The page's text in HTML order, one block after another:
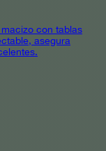
con tablas
asegura